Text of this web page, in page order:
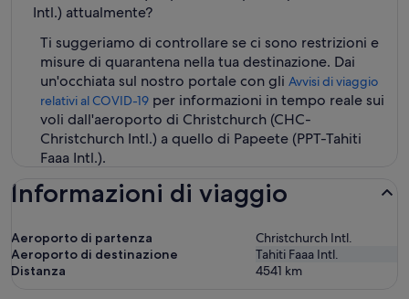
Intl.) attualmente?
Ti suggeriamo di controllare se ci sono restrizioni e
misure di quarantena nella tua destinazione. Dai
un'occhiata sul nostro portale con gli Avvisi di viaggio
relativi al COVID-19 per informazioni in tempo reale sui
voli dall'aeroporto di Christchurch (CHC-
Christchurch Intl.) a quello di Papeete (PPT-Tahiti
Faaa Intl.).
Informazioni di viaggio
Aeroporto di partenza
Christchurch Intl.
Aeroporto di destinazione
Tahiti Faaa Intl.
Distanza
4541 km